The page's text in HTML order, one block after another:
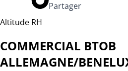
Partager
Altitude RH
COMMERCIAL BTOB
ALLEMAGNE/